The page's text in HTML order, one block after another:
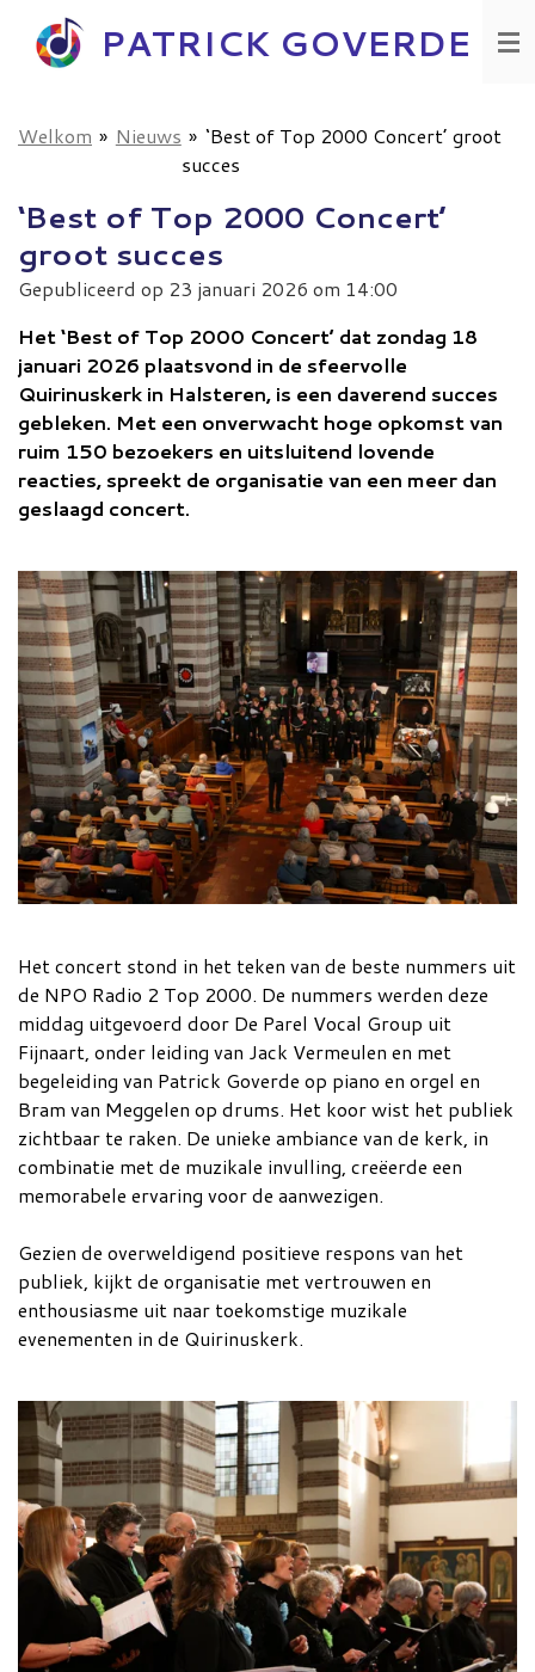
direct
hoofdinhoud
PATRICK GOVERDE
Welkom » Nieuws » ‘Best of Top 2000 Concert’ groot
succes
‘Best of Top 2000 Concert’
groot succes
Gepubliceerd op 23 januari 2026 om 14:00
Het ‘Best of Top 2000 Concert’ dat zondag 18
januari 2026 plaatsvond in de sfeervolle
Quirinuskerk in Halsteren, is een daverend succes
gebleken. Met een onverwacht hoge opkomst van
ruim 150 bezoekers en uitsluitend lovende
reacties, spreekt de organisatie van een meer dan
geslaagd concert.
Het concert stond in het teken van de beste nummers uit
de NPO Radio 2 Top 2000. De nummers werden deze
middag uitgevoerd door De Parel Vocal Group uit
Fijnaart, onder leiding van Jack Vermeulen en met
begeleiding van Patrick Goverde op piano en orgel en
Bram van Meggelen op drums. Het koor wist het publiek
zichtbaar te raken. De unieke ambiance van de kerk, in
combinatie met de muzikale invulling, creëerde een
memorabele ervaring voor de aanwezigen.
Gezien de overweldigend positieve respons van het
publiek, kijkt de organisatie met vertrouwen en
enthousiasme uit naar toekomstige muzikale
evenementen in de Quirinuskerk.